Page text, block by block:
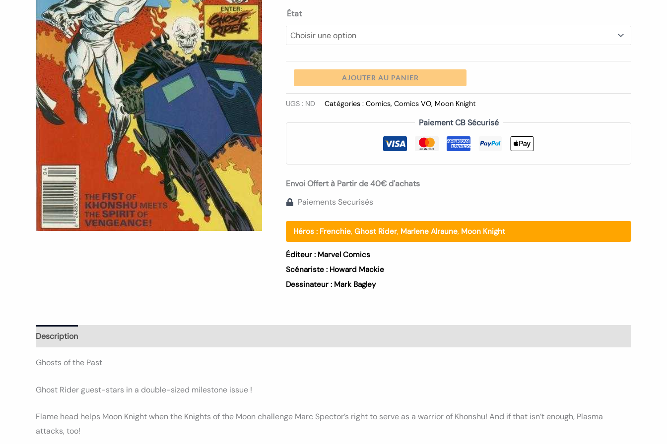
État
25
AJOUTER AU PANIER
UGS : ND Catégories : Comics, Comics VO, Moon Knight
Paiement CB Sécurisé
Envoi Offert à Partir de 40€ d'achats
Paiements Securisés
Héros : Frenchie, Ghost Rider, Marlene Alraune, Moon Knight
Éditeur : Marvel Comics
Scénariste : Howard Mackie
Dessinateur : Mark Bagley
Description
Ghosts of the Past
Ghost Rider guest-stars in a double-sized milestone issue !
Flame head helps Moon Knight when the Knights of the Moon challenge Marc Spector’s right to serve as a warrior of Khonshu! And if that isn’t enough, Plasma
attacks, too!